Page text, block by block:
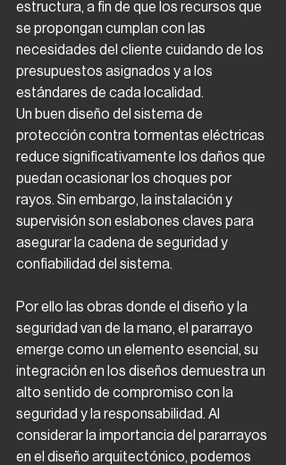
estructura, a fin de que los recursos que
se propongan cumplan con las
necesidades del cliente cuidando de los
presupuestos asignados y a los
estándares de cada localidad.
Un buen diseño del sistema de
protección contra tormentas eléctricas
reduce significativamente los daños que
puedan ocasionar los choques por
rayos. Sin embargo, la instalación y
supervisión son eslabones claves para
asegurar la cadena de seguridad y
confiabilidad del sistema.
Por ello las obras donde el diseño y la
seguridad van de la mano, el pararrayo
emerge como un elemento esencial, su
integración en los diseños demuestra un
alto sentido de compromiso con la
seguridad y la responsabilidad. Al
considerar la importancia del pararrayos
en el diseño arquitectónico, podemos